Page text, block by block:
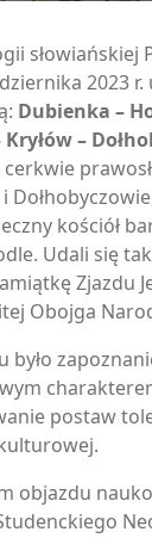
słowiańskiej
2023
Dubienka –
–
kościół
Udali się
Zjazdu
Obojga
było
postaw
objazdu